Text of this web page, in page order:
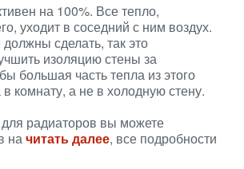
на 100%. Все тепло,
уходит в соседний с ним воздух.
сделать, так это
изоляцию стены за
большая часть тепла из этого
комнату, а не в холодную стену.
радиаторов вы можете
начитать далее, все подробности